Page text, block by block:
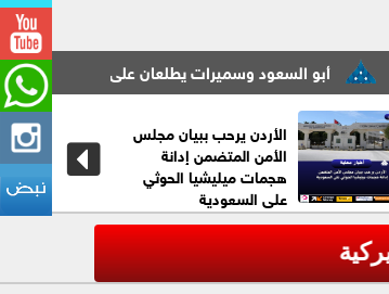
أبو السعود وسميرات يطلعان على سير عمل مشروع التحول
الأردن يرحب ببيان مجلس
الأمن المتضمن إدانة
هجمات ميليشيا الحوثي
على السعودية